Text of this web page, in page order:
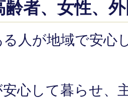
齢者、女性、
る人が地域で安心
心して暮らせ、